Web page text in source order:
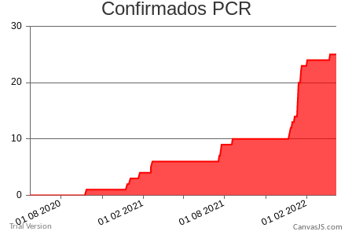
CanvasJS.com